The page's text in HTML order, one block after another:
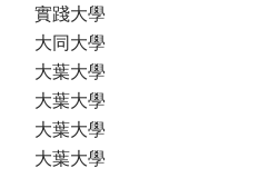
實踐大學
大同大學
大葉大學
大葉大學
大葉大學
大葉大學